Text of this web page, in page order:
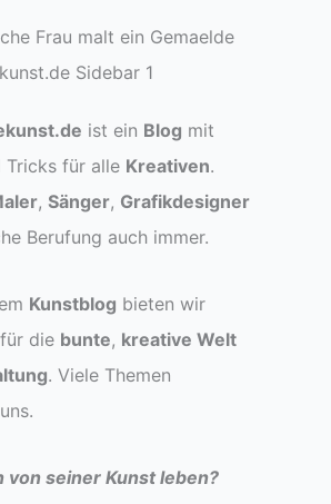
ist ein Blog mit
Tricks für alle Kreativen.
, Sänger, Grafikdesigner
Berufung auch immer.
Kunstblog bieten wir
die bunte, kreative Welt
. Viele Themen
von seiner Kunst leben?